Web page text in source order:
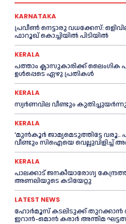
KARNATAKA
പ്രവീണ്‍ നെട്ടാരു വധക്കേസ്:
ഫാറൂഖ് കൊച്ചിയില്‍ പിടിയില്‍
KERALA
പത്താം ക്ലാസുകാരിക്ക് ലൈംഗിക
ഉള്‍പ്പെടെ ഏഴു പ്രതികള്‍
KERALA
സ്വർണവില വീണ്ടും
KERALA
‘മുൻ‌കൂര്‍ ജാമ്യമെടുത്തിട്ടേ വരൂ..
വീണ്ടും സിഐയെ വെല്ലുവിളിച്ച്‌
KERALA
പാലക്കാട് ജനകീയാരോഗ്യ
അണലിയുടെ കടിയേറ്റു
LATEST NEWS
ഹോർമൂസ് കടലിടുക്ക് തുറക്കാൻ
ഇറാൻ-ഒമാൻ കരാർ അന്തിമ